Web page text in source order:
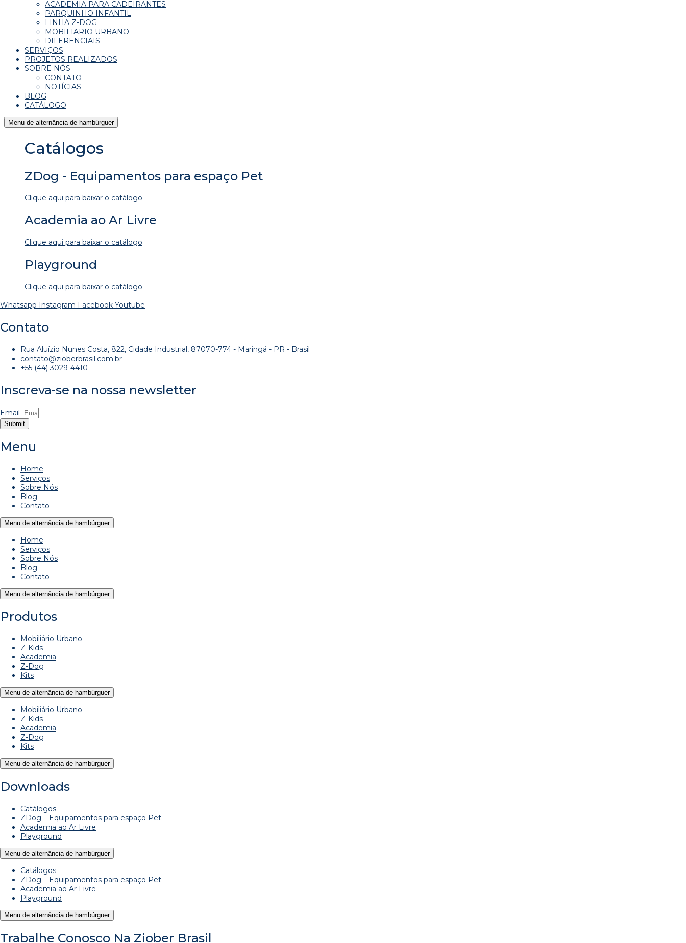
ACADEMIA PARA CADEIRANTES
PARQUINHO INFANTIL
LINHA Z-DOG
MOBILIARIO URBANO
DIFERENCIAIS
SERVIÇOS
PROJETOS REALIZADOS
SOBRE NÓS
CONTATO
NOTÍCIAS
BLOG
CATÁLOGO
Menu de alternância de hambúrguer
Catálogos
ZDog - Equipamentos para espaço Pet
Clique aqui para baixar o catálogo
Academia ao Ar Livre
Clique aqui para baixar o catálogo
Playground
Clique aqui para baixar o catálogo
Whatsapp Instagram Facebook Youtube
Contato
Rua Aluízio Nunes Costa, 822, Cidade Industrial, 87070-774 - Maringá - PR - Brasil
contato@zioberbrasil.com.br
+55 (44) 3029-4410
Inscreva-se na nossa newsletter
Email
Submit
Menu
Home
Serviços
Sobre Nós
Blog
Contato
Menu de alternância de hambúrguer
Home
Serviços
Sobre Nós
Blog
Contato
Menu de alternância de hambúrguer
Produtos
Mobiliário Urbano
Z-Kids
Academia
Z-Dog
Kits
Menu de alternância de hambúrguer
Mobiliário Urbano
Z-Kids
Academia
Z-Dog
Kits
Menu de alternância de hambúrguer
Downloads
Catálogos
ZDog – Equipamentos para espaço Pet
Academia ao Ar Livre
Playground
Menu de alternância de hambúrguer
Catálogos
ZDog – Equipamentos para espaço Pet
Academia ao Ar Livre
Playground
Menu de alternância de hambúrguer
Trabalhe Conosco Na Ziober Brasil